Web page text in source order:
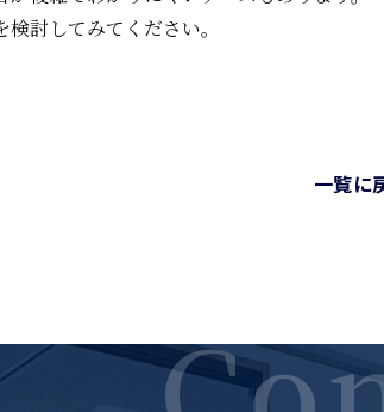
討してみてください。
一覧に